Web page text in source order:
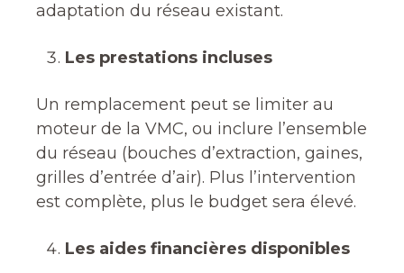
adaptation du réseau existant.
Les prestations incluses
Un remplacement peut se limiter au
moteur de la VMC, ou inclure l’ensemble
du réseau (bouches d’extraction, gaines,
grilles d’entrée d’air). Plus l’intervention
est complète, plus le budget sera élevé.
Les aides financières disponibles